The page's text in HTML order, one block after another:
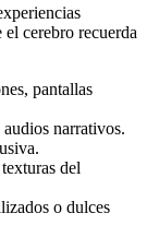
cerebro recuerda
pantallas
narrativos.
del
o dulces